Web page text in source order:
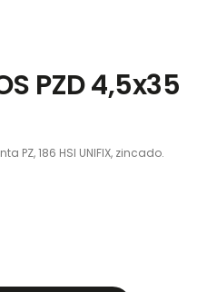
PZD 4,5x35
PZ, 186 HSI UNIFIX, zincado.